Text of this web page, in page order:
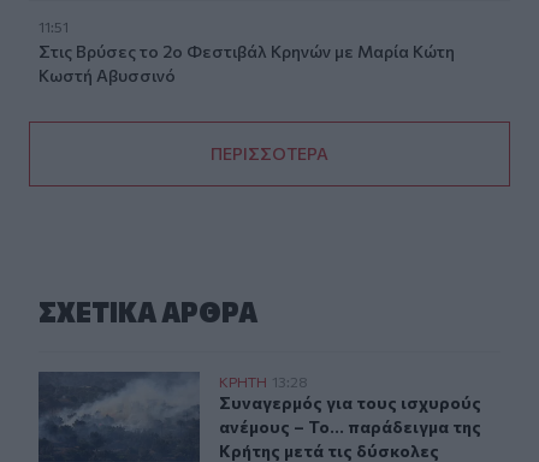
11:51
Στις Βρύσες το 2ο Φεστιβάλ Κρηνών με Μαρία Κώτη
Κωστή Αβυσσινό
ΠΕΡΙΣΣΟΤΕΡΑ
ΣΧΕΤΙΚA AΡΘΡΑ
Συναγερμός για τους ισχυρούς ανέμους – Το...
ΚΡΗΤΗ 13:28
Συναγερμός για τους ισχυρούς
Συναγερμός για τους ισχυρούς
ανέμους – Το... παράδειγμα της
Κρήτης μετά τις δύσκολες